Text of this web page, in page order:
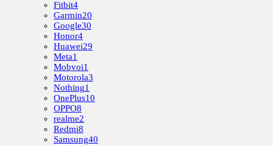
Fitbit4
Garmin20
Google30
Honor4
Huawei29
Meta1
Mobvoi1
Motorola3
Nothing1
OnePlus10
OPPO8
realme2
Redmi8
Samsung40